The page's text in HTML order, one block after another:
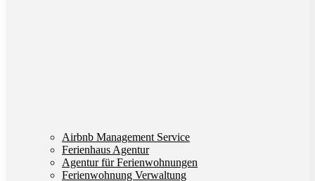
Airbnb Management Service
Ferienhaus Agentur
Agentur für Ferienwohnungen
Ferienwohnung Verwaltung